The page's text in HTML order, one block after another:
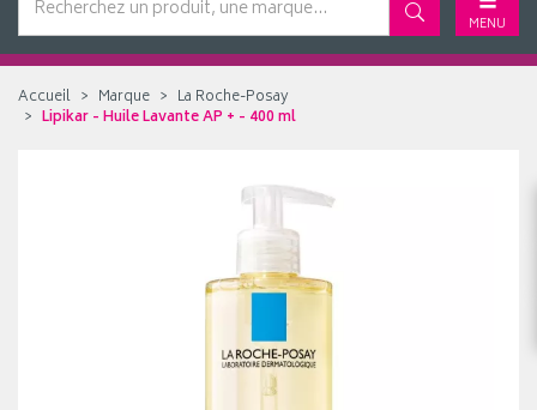
MENU
Accueil Marque
La Roche-Posay
Lipikar - Huile Lavante AP + - 400 ml